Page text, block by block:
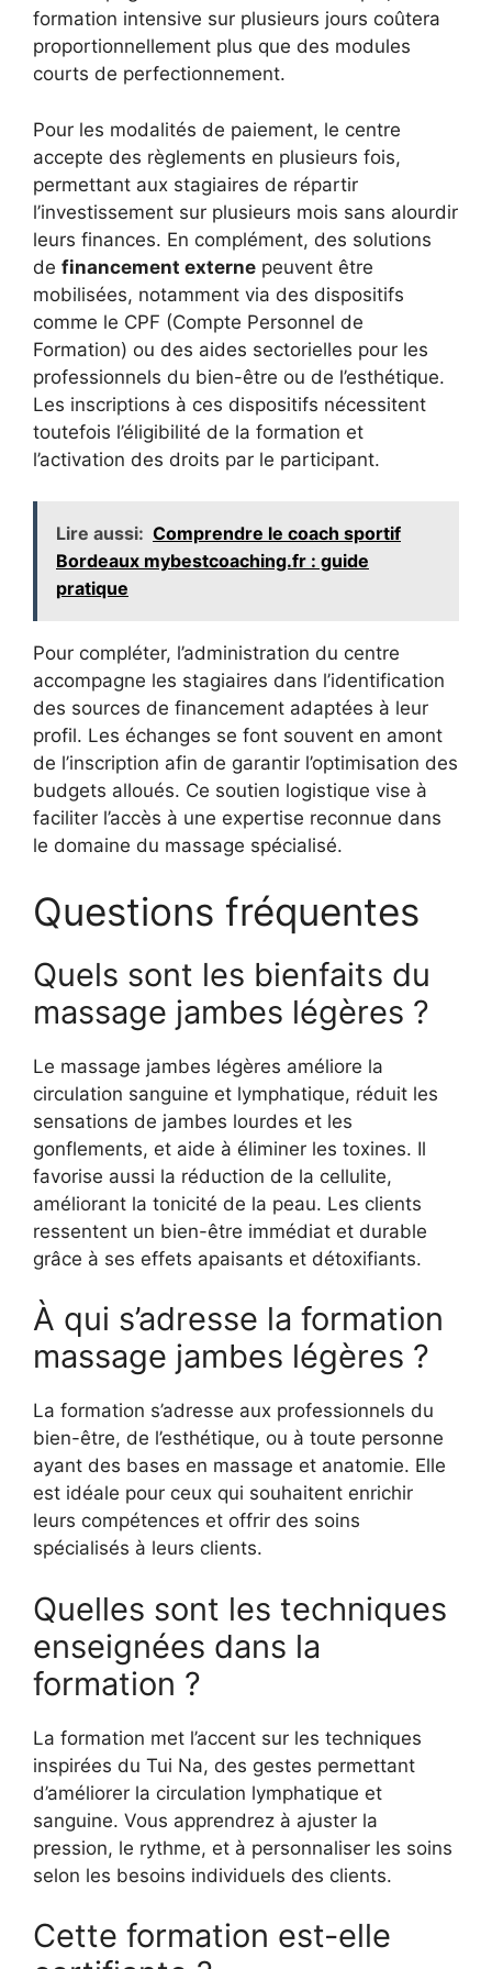
formation intensive sur plusieurs jours coûtera
proportionnellement plus que des modules
courts de perfectionnement.
Pour les modalités de paiement, le centre
accepte des règlements en plusieurs fois,
permettant aux stagiaires de répartir
l’investissement sur plusieurs mois sans alourdir
leurs finances. En complément, des solutions
de financement externe peuvent être
mobilisées, notamment via des dispositifs
comme le CPF (Compte Personnel de
Formation) ou des aides sectorielles pour les
professionnels du bien-être ou de l’esthétique.
Les inscriptions à ces dispositifs nécessitent
toutefois l’éligibilité de la formation et
l’activation des droits par le participant.
Lire aussi: Comprendre le coach sportif
Bordeaux mybestcoaching.fr : guide
pratique
Pour compléter, l’administration du centre
accompagne les stagiaires dans l’identification
des sources de financement adaptées à leur
profil. Les échanges se font souvent en amont
de l’inscription afin de garantir l’optimisation des
budgets alloués. Ce soutien logistique vise à
faciliter l’accès à une expertise reconnue dans
le domaine du massage spécialisé.
Questions fréquentes
Quels sont les bienfaits du
massage jambes légères ?
Le massage jambes légères améliore la
circulation sanguine et lymphatique, réduit les
sensations de jambes lourdes et les
gonflements, et aide à éliminer les toxines. Il
favorise aussi la réduction de la cellulite,
améliorant la tonicité de la peau. Les clients
ressentent un bien-être immédiat et durable
grâce à ses effets apaisants et détoxifiants.
À qui s’adresse la formation
massage jambes légères ?
La formation s’adresse aux professionnels du
bien-être, de l’esthétique, ou à toute personne
ayant des bases en massage et anatomie. Elle
est idéale pour ceux qui souhaitent enrichir
leurs compétences et offrir des soins
spécialisés à leurs clients.
Quelles sont les techniques
enseignées dans la
formation ?
La formation met l’accent sur les techniques
inspirées du Tui Na, des gestes permettant
d’améliorer la circulation lymphatique et
sanguine. Vous apprendrez à ajuster la
pression, le rythme, et à personnaliser les soins
selon les besoins individuels des clients.
Cette formation est-elle